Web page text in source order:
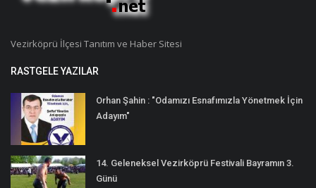
Vezirköprü İlçesi Tanıtım ve Haber Sitesi
RASTGELE YAZILAR
Orhan Şahin : "Odamızı Esnafımızla Yönetmek İçin
Adayım"
14. Geleneksel Vezirköprü Festivali Bayramın 3.
Günü